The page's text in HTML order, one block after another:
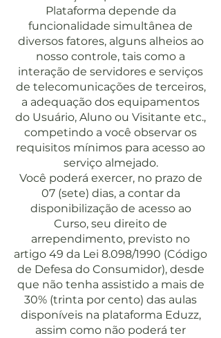
Plataforma depende da
funcionalidade simultânea de
diversos fatores, alguns alheios ao
nosso controle, tais como a
interação de servidores e serviços
de telecomunicações de terceiros,
a adequação dos equipamentos
do Usuário, Aluno ou Visitante etc.,
competindo a você observar os
requisitos mínimos para acesso ao
serviço almejado.
Você poderá exercer, no prazo de
07 (sete) dias, a contar da
disponibilização de acesso ao
Curso, seu direito de
arrependimento, previsto no
artigo 49 da Lei 8.098/1990 (Código
de Defesa do Consumidor), desde
que não tenha assistido a mais de
30% (trinta por cento) das aulas
disponíveis na plataforma Eduzz,
assim como não poderá ter